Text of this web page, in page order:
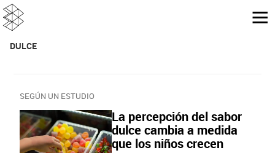
DULCE
SEGÚN UN ESTUDIO
La percepción del sabor
dulce cambia a medida
que los niños crecen